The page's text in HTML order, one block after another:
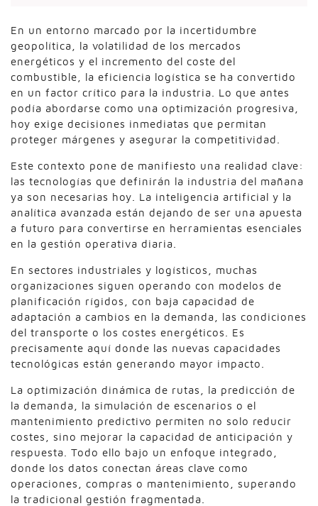
En un entorno marcado por la incertidumbre
geopolítica, la volatilidad de los mercados
energéticos y el incremento del coste del
combustible, la eficiencia logística se ha convertido
en un factor crítico para la industria. Lo que antes
podía abordarse como una optimización progresiva,
hoy exige decisiones inmediatas que permitan
proteger márgenes y asegurar la competitividad.
Este contexto pone de manifiesto una realidad clave:
las tecnologías que definirán la industria del mañana
ya son necesarias hoy. La inteligencia artificial y la
analítica avanzada están dejando de ser una apuesta
a futuro para convertirse en herramientas esenciales
en la gestión operativa diaria.
En sectores industriales y logísticos, muchas
organizaciones siguen operando con modelos de
planificación rígidos, con baja capacidad de
adaptación a cambios en la demanda, las condiciones
del transporte o los costes energéticos. Es
precisamente aquí donde las nuevas capacidades
tecnológicas están generando mayor impacto.
La optimización dinámica de rutas, la predicción de
la demanda, la simulación de escenarios o el
mantenimiento predictivo permiten no solo reducir
costes, sino mejorar la capacidad de anticipación y
respuesta. Todo ello bajo un enfoque integrado,
donde los datos conectan áreas clave como
operaciones, compras o mantenimiento, superando
la tradicional gestión fragmentada.